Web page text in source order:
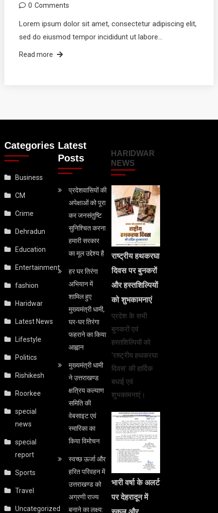
0 Comments
Lorem ipsum dolor sit amet, consectetur adipiscing elit,
sed do eiusmod tempor incididunt ut labore…
Read more
Categories
Business
CM
Crime
Dehradun
Education
Entertainment
fashion
Haridwar
Latest News
Lifestyle
Politics
Rishikesh
Roorkee
special
news
special
report
Sports
Travel
Uncategorized
Latest
Posts
प्रदेशवासियों की
अपेक्षाओं को पूरा
कर जनसंतुष्टि
सुनिश्चित करना
हमारी सरकार
का मूल उद्देश्य है
हर घर तिरंगा
अभियान में
शामिल हुए
मुख्यमंत्री धामी,
घर-घर तिरंगा
फहराने का किया
आह्वान
मुख्यमंत्री धामी
ने उत्तराखण्ड
क्षत्रिय कल्याण
समिति की
वेबसाइट एवं
स्मारिका का
किया विमोचन
स्वच्छ ऊर्जा और
हरित परिवहन में
उत्तराखण्ड को
अग्रणी राज्य
बनाने का लक्ष्य:
HARIDWAR
NEWS
राष्ट्रीय हथकरघा
दिवस पर बुनकरों
और हस्तशिल्पियों
को शुभकामनाएं
प्रदेश के सभी
बुनकरों एवं
हस्तशिल्पियों को
‘राष्ट्रीय हथकरघा
दिवस’ की हार्दिक
बधाई एवं
शुभकामनाएं।
भारी वर्षा के अलर्ट
पर देहरादून में